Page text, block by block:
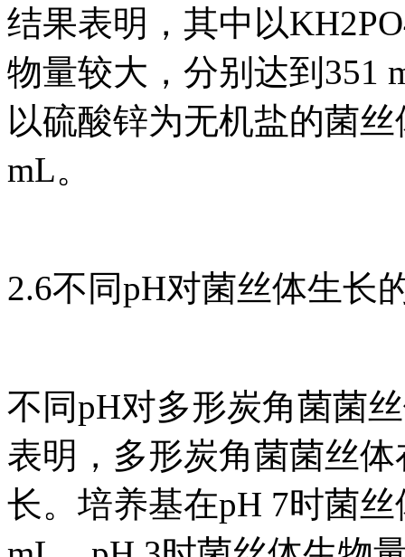
结果表明，其中以
物量较大，分别达到351
以硫酸锌为无机盐的菌
mL。
2.6不同pH对菌丝体生长
不同pH对多形炭角菌菌
表明，多形炭角菌菌丝
长。培养基在pH 7时菌